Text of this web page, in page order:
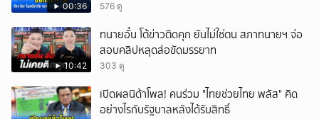
00:36 576 ดู
10:42
ทนายอั๋น โต้ข่าวติดคุก ยันไม่ใช่ตน สภาทนายฯ จ่อ
สอบคลิปหลุดส่อขัดมรรยาท
303 ดู
เปิดผลนิด้าโพล! คนร่วม "ไทยช่วยไทย พลัส" คิด
อย่างไรกับรัฐบาลหลังได้รับสิทธิ์